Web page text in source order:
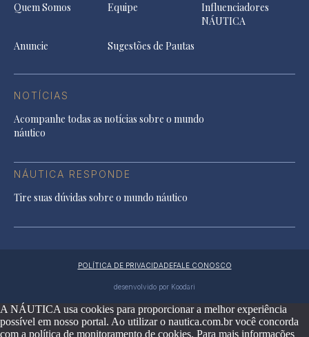
Quem Somos Equipe
Influenciadores
NÁUTICA
Anuncie
Sugestões de Pautas
NOTÍCIAS
Acompanhe todas as notícias sobre o mundo
náutico
NÁUTICA RESPONDE
Tire suas dúvidas sobre o mundo náutico
POLÍTICA DE PRIVACIDADEFALE CONOSCO
desenvolvido por Koodari
A NÁUTICA usa cookies para proporcionar a melhor experiência
possível em nosso portal. Ao utilizar o nautica.com.br você concorda
com a política de monitoramento de cookies. Para mais informações